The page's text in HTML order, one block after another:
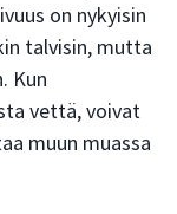
on nykyisin
talvisin, mutta
Kun
vettä, voivat
muun muassa